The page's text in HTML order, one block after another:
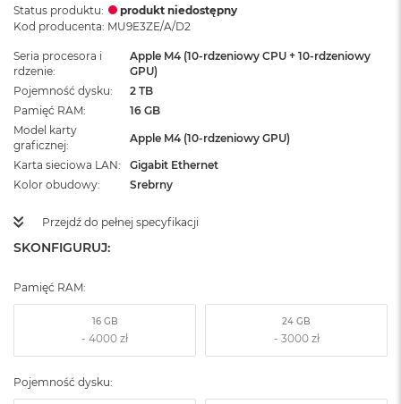
Status produktu:
produkt niedostępny
Kod producenta: MU9E3ZE/A/D2
Seria procesora i
rdzenie
Apple M4 (10-rdzeniowy CPU + 10-rdzeniowy
GPU)
Pojemność dysku
2 TB
Pamięć RAM
16 GB
Model karty
graficznej
Apple M4 (10-rdzeniowy GPU)
Karta sieciowa LAN
Gigabit Ethernet
Kolor obudowy
Srebrny
Przejdź do pełnej specyfikacji
SKONFIGURUJ:
Pamięć RAM:
16 GB 24 GB
Pojemność dysku: